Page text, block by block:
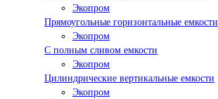
Экопром
Прямоугольные горизонтальные емкости
Экопром
С полным сливом емкости
Экопром
Цилиндрические вертикальные емкости
Экопром